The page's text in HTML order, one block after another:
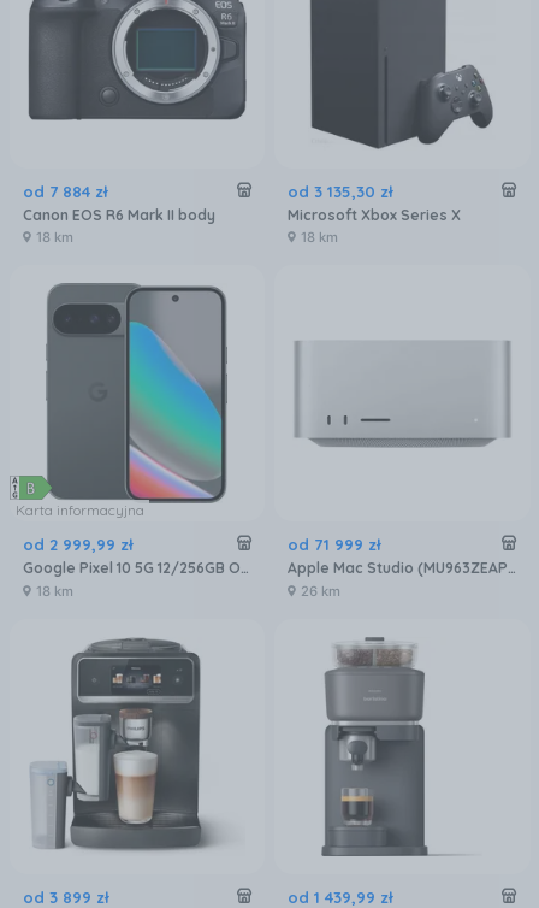
od 7 884 zł
Canon EOS R6 Mark II body
18 km
od 3 135,30 zł
Microsoft Xbox Series X
18 km
Karta informacyjna
od 2 999,99 zł
Google Pixel 10 5G 12/256GB Obsydian
18 km
od 71 999 zł
Apple Mac Studio (MU963ZEAP3R3D5)
26 km
od 3 899 zł od 1 439,99 zł